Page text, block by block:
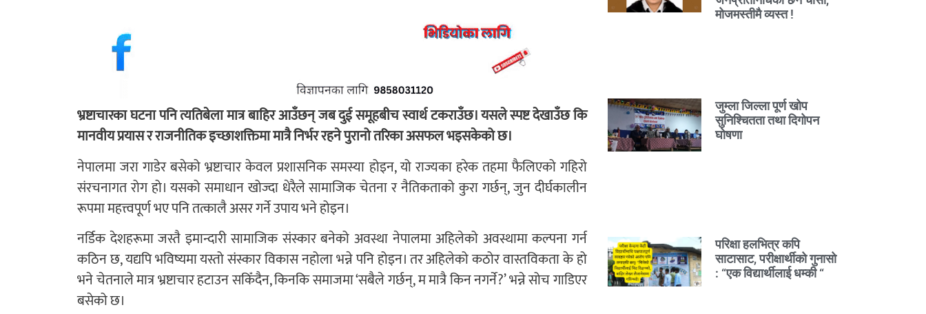
भ्रष्टाचारका घटना पनि त्यतिबेला मात्र बाहिर आउँछन् जब दुई समूहबीच स्वार्थ टकराउँछ। यसले स्पष्ट देखाउँछ कि
मानवीय प्रयास र राजनीतिक इच्छाशक्तिमा मात्रै निर्भर रहने पुरानो तरिका असफल भइसकेको छ।
नेपालमा जरा गाडेर बसेको भ्रष्टाचार केवल प्रशासनिक समस्या होइन, यो राज्यका हरेक तहमा फैलिएको गहिरो
संरचनागत रोग हो। यसको समाधान खोज्दा धेरैले सामाजिक चेतना र नैतिकताको कुरा गर्छन्, जुन दीर्घकालीन
रूपमा महत्त्वपूर्ण भए पनि तत्कालै असर गर्ने उपाय भने होइन।
नर्डिक देशहरूमा जस्तै इमान्दारी सामाजिक संस्कार बनेको अवस्था नेपालमा अहिलेको अवस्थामा कल्पना गर्न
कठिन छ, यद्यपि भविष्यमा यस्तो संस्कार विकास नहोला भन्ने पनि होइन। तर अहिलेको कठोर वास्तविकता के हो
भने चेतनाले मात्र भ्रष्टाचार हटाउन सकिँदैन, किनकि समाजमा ‘सबैले गर्छन्, म मात्रै किन नगर्ने?’ भन्ने सोच गाडिएर
बसेको छ।
मोजमस्तीमै व्यस्त !
जुम्ला जिल्ला पूर्ण खोप
सुनिश्चितता तथा दिगोपन
घोषणा
परिक्षा हलभित्र कपि
साटासाट, परीक्षार्थीको गुनासो
: “एक विद्यार्थीलाई धम्की “